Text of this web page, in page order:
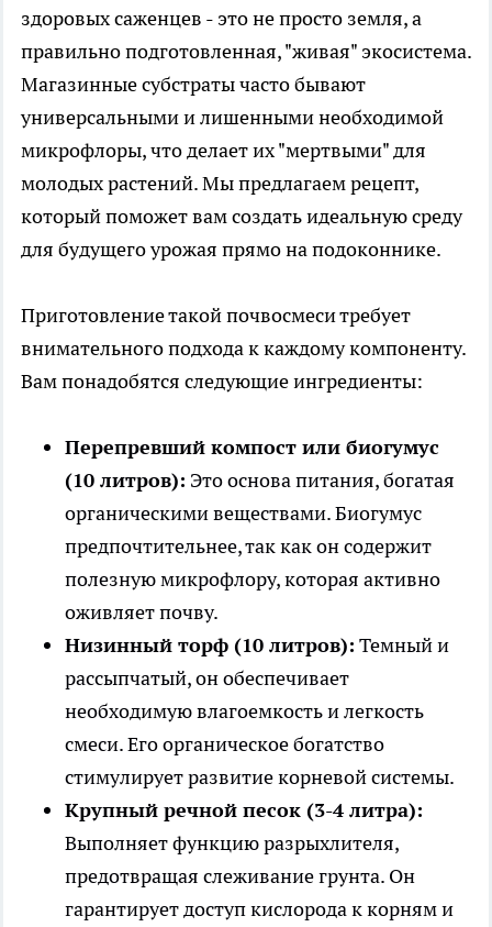
здоровых саженцев - это не просто земля, а
правильно подготовленная, "живая" экосистема.
Магазинные субстраты часто бывают
универсальными и лишенными необходимой
микрофлоры, что делает их "мертвыми" для
молодых растений. Мы предлагаем рецепт,
который поможет вам создать идеальную среду
для будущего урожая прямо на подоконнике.
Приготовление такой почвосмеси требует
внимательного подхода к каждому компоненту.
Вам понадобятся следующие ингредиенты:
Перепревший компост или биогумус
(10 литров): Это основа питания, богатая
органическими веществами. Биогумус
предпочтительнее, так как он содержит
полезную микрофлору, которая активно
оживляет почву.
Низинный торф (10 литров): Темный и
рассыпчатый, он обеспечивает
необходимую влагоемкость и легкость
смеси. Его органическое богатство
стимулирует развитие корневой системы.
Крупный речной песок (3-4 литра):
Выполняет функцию разрыхлителя,
предотвращая слеживание грунта. Он
гарантирует доступ кислорода к корням и